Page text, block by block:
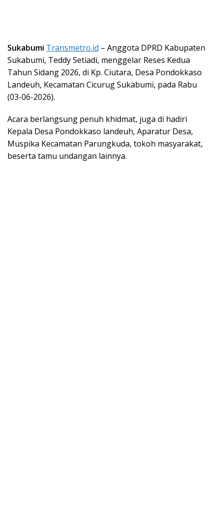
Sukabumi Transmetro.id – Anggota DPRD Kabupaten
Sukabumi, Teddy Setiadi, menggelar Reses Kedua
Tahun Sidang 2026, di Kp. Ciutara, Desa Pondokkaso
Landeuh, Kecamatan Cicurug Sukabumi, pada Rabu
(03-06-2026).
Acara berlangsung penuh khidmat, juga di hadiri
Kepala Desa Pondokkaso landeuh, Aparatur Desa,
Muspika Kecamatan Parungkuda, tokoh masyarakat,
beserta tamu undangan lainnya.